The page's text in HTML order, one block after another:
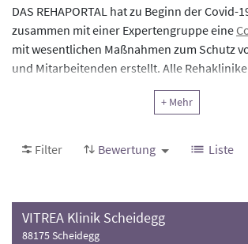
DAS REHAPORTAL hat zu Beginn der Covid-
zusammen mit einer Expertengruppe eine
mit wesentlichen Maßnahmen zum Schutz
und Mitarbeitenden erstellt. Alle
Anforderungen erfüllt haben, waren mit
gekennzeichnet. Mit dem gesetzlichen
der Rehakliniken im Rehaportal entfernt.
März 2023 die Kriterien der Corona-
+ Mehr
Filter Bewertung Liste
VITREA Klinik Scheidegg
88175 Scheidegg